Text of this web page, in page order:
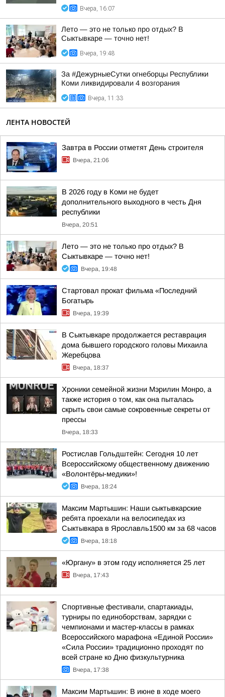
Вчера, 16:07
Лето — это не только про отдых? В
Сыктывкаре — точно нет!
Вчера, 19:48
За #ДежурныеСутки огнеборцы Республики
Коми ликвидировали 4 возгорания
Вчера, 11:33
ЛЕНТА НОВОСТЕЙ
Завтра в России отметят День строителя
Вчера, 21:06
В 2026 году в Коми не будет
дополнительного выходного в честь Дня
республики
Вчера, 20:51
Лето — это не только про отдых? В
Сыктывкаре — точно нет!
Вчера, 19:48
Стартовал прокат фильма «Последний
Богатырь
Вчера, 19:39
В Сыктывкаре продолжается реставрация
дома бывшего городского головы Михаила
Жеребцова
Вчера, 18:37
Хроники семейной жизни Мэрилин Монро, а
также история о том, как она пыталась
скрыть свои самые сокровенные секреты от
прессы
Вчера, 18:33
Ростислав Гольдштейн: Сегодня 10 лет
Всероссийскому общественному движению
«Волонтёры-медики»!
Вчера, 18:24
Максим Мартышин: Наши сыктывкарские
ребята проехали на велосипедах из
Сыктывкара в Ярославль1500 км за 68 часов
Вчера, 18:18
«Юргану» в этом году исполняется 25 лет
Вчера, 17:43
Спортивные фестивали, спартакиады,
турниры по единоборствам, зарядки с
чемпионами и мастер-классы в рамках
Всероссийского марафона «Единой России»
«Сила России» традиционно проходят по
всей стране ко Дню физкультурника
Вчера, 17:38
Максим Мартышин: В июне в ходе моего